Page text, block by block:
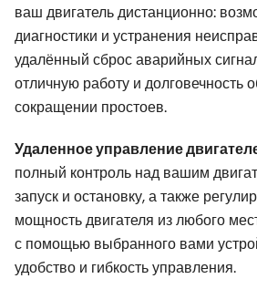
ваш двигатель дистанционно:
диагностики и устранения
удалённый сброс аварийных
отличную работу и долговечность
сокращении простоев.
Удаленное управление
полный контроль над вашим
запуск и остановку, а также
мощность двигателя из любого
с помощью выбранного вами
удобство и гибкость управления.